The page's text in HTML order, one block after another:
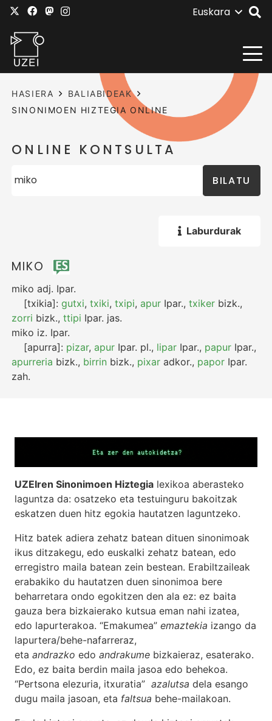
Euskara
HASIERA
BALIABIDEAK
SINONIMOEN HIZTEGIA ONLINE
ONLINE KONTSULTA
BILATU
Laburdurak
MIKO
miko adj. Ipar.
[txikia]:gutxi,txiki,txipi,apur Ipar.,txiker bizk.,
zorri bizk.,ttipi Ipar. jas.
miko iz. Ipar.
[apurra]: pizar,apur Ipar. pl., lipar Ipar., papur Ipar.,
apurreria bizk., birrin bizk., pixar adkor., papor Ipar.
zah.
UZEIren Sinonimoen Hiztegia lexikoa aberasteko
laguntza da: osatzeko eta testuinguru bakoitzak
eskatzen duen hitz egokia hautatzen laguntzeko.
Hitz batek adiera zehatz batean dituen sinonimoak
ikus ditzakegu, edo euskalki zehatz batean, edo
erregistro maila batean zein bestean. Erabiltzaileak
erabakiko du hautatzen duen sinonimoa bere
beharretara ondo egokitzen den ala ez: ez baita
gauza bera bizkaierako kutsua eman nahi izatea,
edo lapurterakoa. “Emakumea” emaztekia izango da
lapurtera/behe-nafarreraz,
eta andrazko edo andrakume bizkaieraz, esaterako.
Edo, ez baita berdin maila jasoa edo behekoa.
“Pertsona elezuria, itxuratia” azalutsa dela esango
dugu maila jasoan, eta faltsua behe-mailakoan.